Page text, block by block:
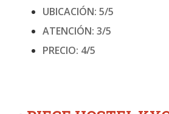
UBICACIÓN: 5/5
ATENCIÓN: 3/5
PRECIO: 4/5